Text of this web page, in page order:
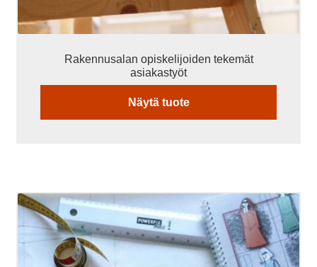
Rakennusalan opiskelijoiden tekemät
asiakastyöt
Näytä tuote